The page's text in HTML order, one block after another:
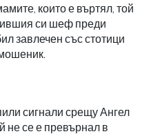
които е въртял, той
си шеф преди
завлечен със стотици
сигнали срещу Ангел
не се е превърнал в